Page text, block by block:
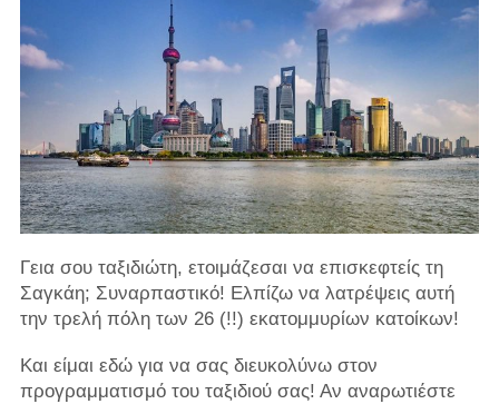
Γεια σου ταξιδιώτη, ετοιμάζεσαι να επισκεφτείς τη
Σαγκάη; Συναρπαστικό! Ελπίζω να λατρέψεις αυτή
την τρελή πόλη των 26 (!!) εκατομμυρίων κατοίκων!
Και είμαι εδώ για να σας διευκολύνω στον
προγραμματισμό του ταξιδιού σας! Αν αναρωτιέστε